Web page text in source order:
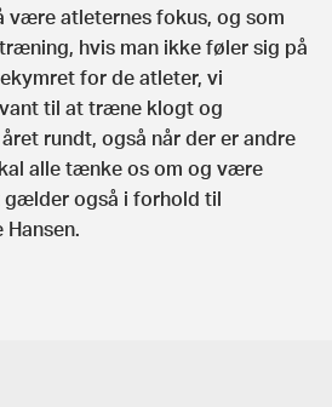
være atleternes fokus, og som
hvis man ikke føler sig på
for de atleter, vi
til at træne klogt og
rundt, også når der er andre
alle tænke os om og være
også i forhold til